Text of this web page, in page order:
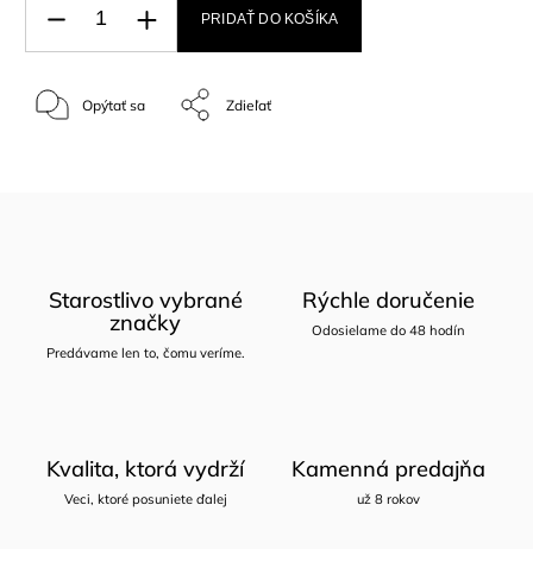
PRIDAŤ DO KOŠÍKA
Opýtať sa Zdieľať
Starostlivo vybrané
značky
Predávame len to, čomu veríme.
Rýchle doručenie
Odosielame do 48 hodín
Kvalita, ktorá vydrží
Veci, ktoré posuniete ďalej
Kamenná predajňa
už 8 rokov